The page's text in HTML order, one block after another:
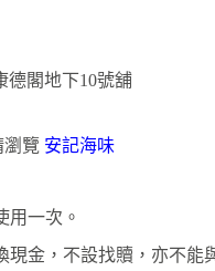
德閣地下10號舖
瀏覽 安記海味
用一次。
現金，不設找贖，亦不能